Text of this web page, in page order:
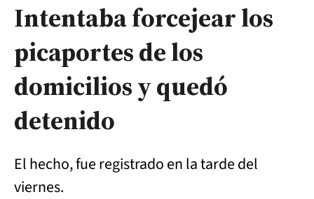
Intentaba forcejear los
picaportes de los
domicilios y quedó
detenido
El hecho, fue registrado en la tarde del
viernes.